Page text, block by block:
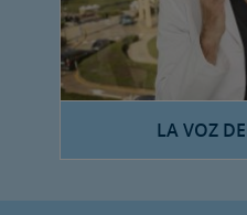
LA VOZ